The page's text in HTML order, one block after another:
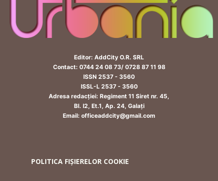
Editor: AddCity O.R. SRL
Contact: 0744 24 08 73/ 0728 87 11 98
ISSN 2537 - 3560
ISSL-L 2537 - 3560
Adresa redacției: Regiment 11 Siret nr. 45,
Bl. I2, Et.1, Ap. 24, Galați
Email: officeaddcity@gmail.com
POLITICA FIȘIERELOR COOKIE